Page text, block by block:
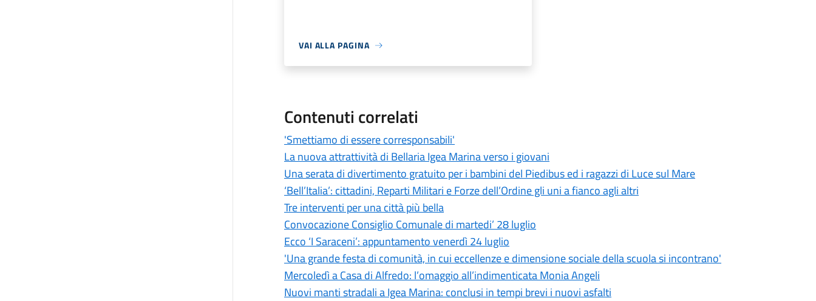
VAI ALLA PAGINA
Contenuti correlati
'Smettiamo di essere corresponsabili'
La nuova attrattività di Bellaria Igea Marina verso i giovani
Una serata di divertimento gratuito per i bambini del Piedibus ed i ragazzi di Luce sul Mare
‘Bell’Italia’: cittadini, Reparti Militari e Forze dell’Ordine gli uni a fianco agli altri
Tre interventi per una città più bella
Convocazione Consiglio Comunale di martedi’ 28 luglio
Ecco ‘I Saraceni’: appuntamento venerdì 24 luglio
'Una grande festa di comunità, in cui eccellenze e dimensione sociale della scuola si incontrano'
Mercoledì a Casa di Alfredo: l’omaggio all’indimenticata Monia Angeli
Nuovi manti stradali a Igea Marina: conclusi in tempi brevi i nuovi asfalti